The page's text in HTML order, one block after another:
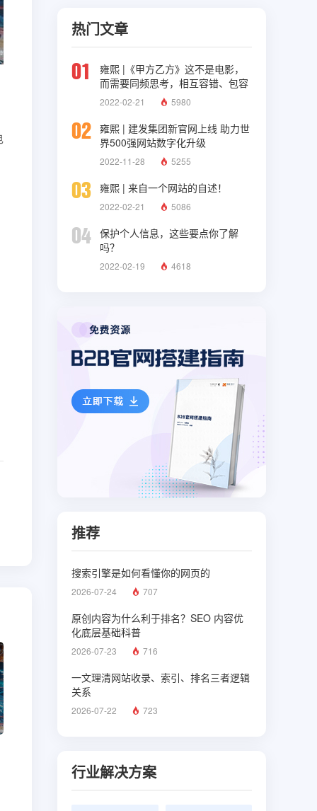
热门文章
01
雍熙 |《甲方乙方》这不是电影，
而需要同频思考，相互容错、包容
与理解
2022-02-21 5980
02 雍熙 | 建发集团新官网上线 助力世
界500强网站数字化升级
2022-11-28 5255
03 雍熙 | 来自一个网站的自述！
2022-02-21 5086
04
保护个人信息，这些要点你了解
吗？
2022-02-19 4618
推荐
搜索引擎是如何看懂你的网页的
2026-07-24 707
原创内容为什么利于排名？SEO 内容优
化底层基础科普
2026-07-23 716
一文理清网站收录、索引、排名三者逻辑
关系
2026-07-22 723
行业解决方案